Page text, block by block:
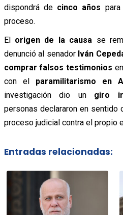
dispondrá de cinco años
proceso.
El origen de la causa se
denunció al senador Iván
comprar falsos testimonios
con el paramilitarismo en
investigación dio un giro
personas declararon en sentido
proceso judicial contra el propio
Entradas relacionadas: